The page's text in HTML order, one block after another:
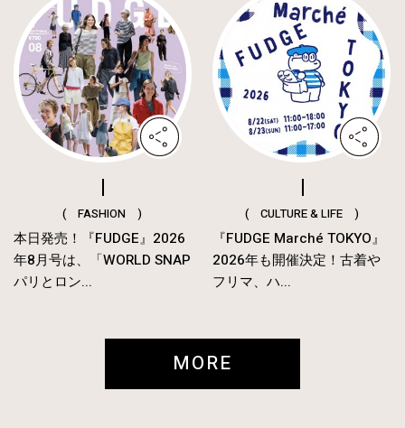
( FASHION )
本日発売！『FUDGE』2026
年8月号は、「WORLD SNAP
パリとロン...
( CULTURE & LIFE )
『FUDGE Marché TOKYO』
2026年も開催決定！古着や
フリマ、ハ...
MORE